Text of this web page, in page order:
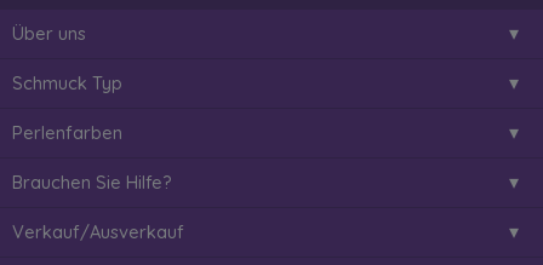
Über uns
Schmuck Typ
Perlenfarben
Brauchen Sie Hilfe?
Verkauf/Ausverkauf